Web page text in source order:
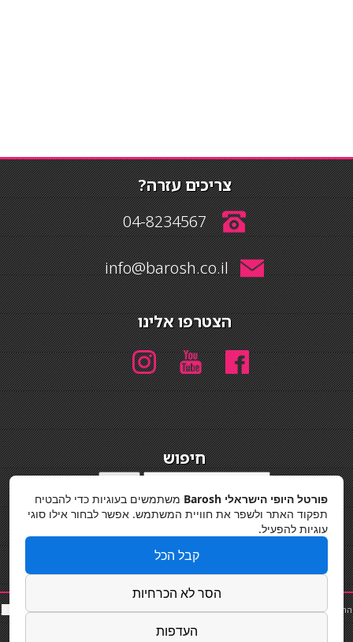
צריכים עזרה?
04-8234567
info@barosh.co.il
הצטרפו אלינו
חיפוש
מדיניות פרטיות
החלקות שיער|תאורה לבית|פאות ותוספות שיער|נייל סטודיו|תוספות שיער|שף פרטי|כ
סאות
פורטל היופי הישראלי Barosh
משתמשים בעוגיות כדי להבטיח
תפקוד האתר ולשפר את חוויית המשתמש. אפשר לבחור אילו סוגי
עוגיות להפעיל.
קבל הכל
הסר לא הכרחיות
העדפות